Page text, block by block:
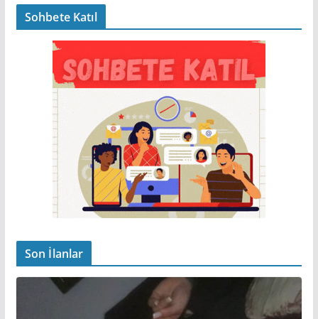
Sohbete Katıl
Son İlanlar